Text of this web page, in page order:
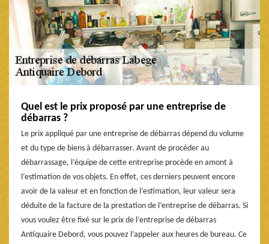
Quel est le prix proposé par une entreprise de
débarras ?
Le prix appliqué par une entreprise de débarras dépend du volume
et du type de biens à débarrasser. Avant de procéder au
débarrassage, l’équipe de cette entreprise procède en amont à
l’estimation de vos objets. En effet, ces derniers peuvent encore
avoir de la valeur et en fonction de l’estimation, leur valeur sera
déduite de la facture de la prestation de l’entreprise de débarras. Si
vous voulez être fixé sur le prix de l’entreprise de débarras
Antiquaire Debord, vous pouvez l’appeler aux heures de bureau. Ce